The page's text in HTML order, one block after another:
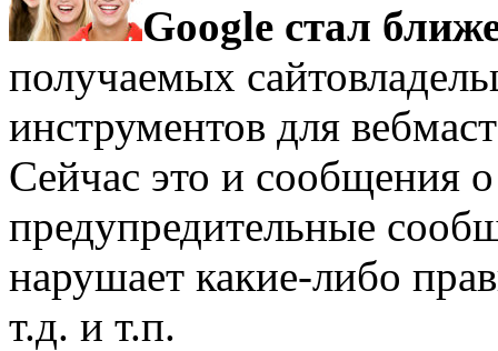
Google стал
получаемых
инструментов для
Сейчас это и сообщения
предупредительные
нарушает какие-либо
т.д. и т.п.